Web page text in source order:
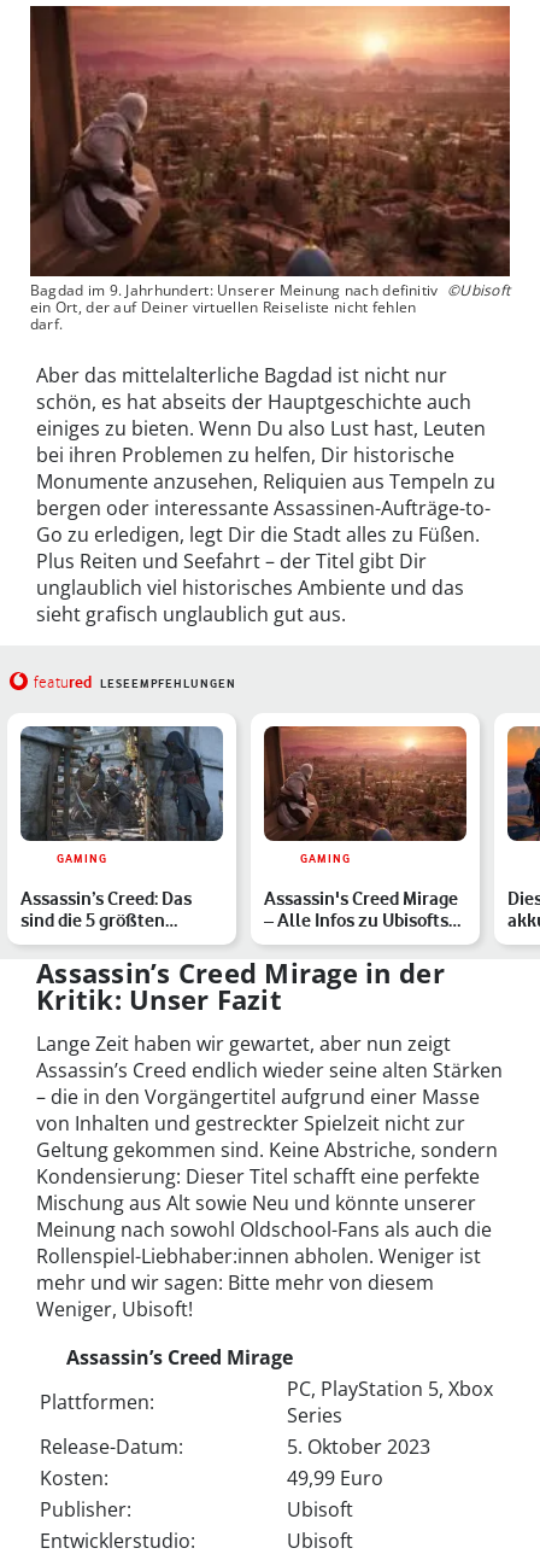
Bagdad im 9. Jahrhundert: Unserer Meinung nach definitiv
ein Ort, der auf Deiner virtuellen Reiseliste nicht fehlen
darf.
©Ubisoft
Aber das mittelalterliche Bagdad ist nicht nur
schön, es hat abseits der Hauptgeschichte auch
einiges zu bieten. Wenn Du also Lust hast, Leuten
bei ihren Problemen zu helfen, Dir historische
Monumente anzusehen, Reliquien aus Tempeln zu
bergen oder interessante Assassinen-Aufträge-to-
Go zu erledigen, legt Dir die Stadt alles zu Füßen.
Plus Reiten und Seefahrt – der Titel gibt Dir
unglaublich viel historisches Ambiente und das
sieht grafisch unglaublich gut aus.
featured LESEEMPFEHLUNGEN
GAMING
Assassin’s Creed: Das
sind die 5 größten
Geheimnisse
GAMING
Assassin's Creed Mirage
– Alle Infos zu Ubisofts
neustem Action-A…
Assassin’s Creed Mirage in der
Kritik: Unser Fazit
Lange Zeit haben wir gewartet, aber nun zeigt
Assassin’s Creed endlich wieder seine alten Stärken
– die in den Vorgängertitel aufgrund einer Masse
von Inhalten und gestreckter Spielzeit nicht zur
Geltung gekommen sind. Keine Abstriche, sondern
Kondensierung: Dieser Titel schafft eine perfekte
Mischung aus Alt sowie Neu und könnte unserer
Meinung nach sowohl Oldschool-Fans als auch die
Rollenspiel-Liebhaber:innen abholen. Weniger ist
mehr und wir sagen: Bitte mehr von diesem
Weniger, Ubisoft!
Assassin’s Creed Mirage
Plattformen:
PC, PlayStation 5, Xbox
Series
Release-Datum:
5. Oktober 2023
Kosten:
49,99 Euro
Publisher:
Ubisoft
Entwicklerstudio:
Ubisoft